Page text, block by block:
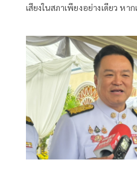
เสียงในสภาเพียงอย่างเดียว ห
ข่ายอำนาจของพรรคภูมิใจไทย